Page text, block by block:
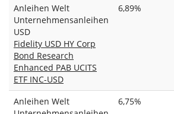
Anleihen Welt
Unternehmensanleihen
USD
Fidelity USD HY Corp
Bond Research
Enhanced PAB UCITS
ETF INC-USD
6,89%
Anleihen Welt
6,75%